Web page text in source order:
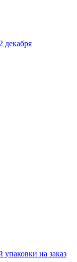
декабря
на заказ